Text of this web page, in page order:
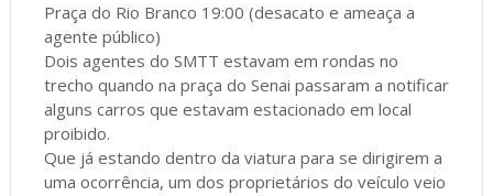
Praça do Rio Branco 19:00 (desacato e ameaça a
agente público)
Dois agentes do SMTT estavam em rondas no
trecho quando na praça do Senai passaram a notificar
alguns carros que estavam estacionado em local
proibido.
Que já estando dentro da viatura para se dirigirem a
uma ocorrência, um dos proprietários do veículo veio